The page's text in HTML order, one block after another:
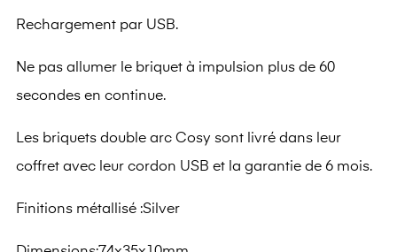
Rechargement par USB.
Ne pas allumer le briquet à impulsion plus de 60
secondes en continue.
Les briquets double arc Cosy sont livré dans leur
coffret avec leur cordon USB et la garantie de 6 mois.
Finitions métallisé :Silver